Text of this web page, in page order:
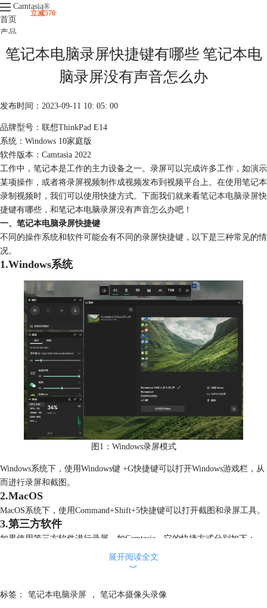
Camtasia®
首页
产品
下载
升级
立减570
笔记本电脑录屏快捷键有哪些 笔记本电
脑录屏没有声音怎么办
发布时间：2023-09-11 10: 05: 00
品牌型号：联想ThinkPad E14
系统：Windows 10家庭版
软件版本：Camtasia 2022
工作中，笔记本是工作的主力设备之一。录屏可以完成许多工作，如演示
某项操作，或者将录屏视频制作成视频发布到视频平台上。在使用笔记本
录制视频时，我们可以使用快捷方式。下面我们就来看笔记本电脑录屏快
捷键有哪些，和笔记本电脑录屏没有声音怎么办吧！
一、笔记本电脑录屏快捷键
不同的操作系统和软件可能会有不同的录屏快捷键，以下是三种常见的情
况。
1.Windows系统
图1：Windows录屏模式
Windows系统下，使用Windows键 +G快捷键可以打开Windows游戏栏，从
而进行录屏和截图。
2.MacOS
MacOS系统下，使用Command+Shift+5快捷键可以打开截图和录屏工具。
3.第三方软件
如果使用第三方软件进行录屏，如Camtasia，它的快捷方式分别如下：
展开阅读全文
︾
标签： 笔记本电脑录屏 ， 笔记本摄像头录像